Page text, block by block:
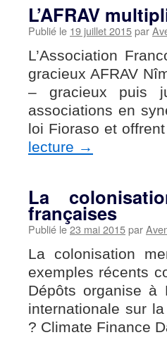
L’AFRAV
Publié le 19 juillet 2015par
L’Association
gracieux AFRAV
– gracieux puis
associations en
loi Fioraso et
lecture →
La
françaises
Publié le23 mai 2015par
La colonisation
exemples récents
Dépôts organise à
internationale sur
? Climate Finance